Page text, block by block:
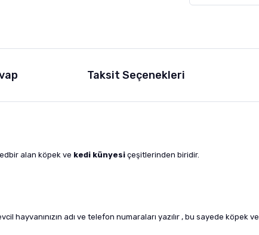
Taksit Seçenekleri
alan köpek ve kedi künyesi çeşitlerinden biridir.
hayvanınızın adı ve telefon numaraları yazılır , bu sayede köpek ve